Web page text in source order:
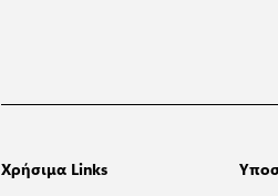
Χρήσιμα Links